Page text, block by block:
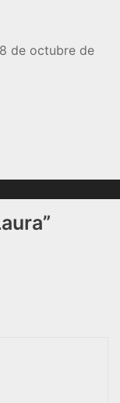
de octubre de